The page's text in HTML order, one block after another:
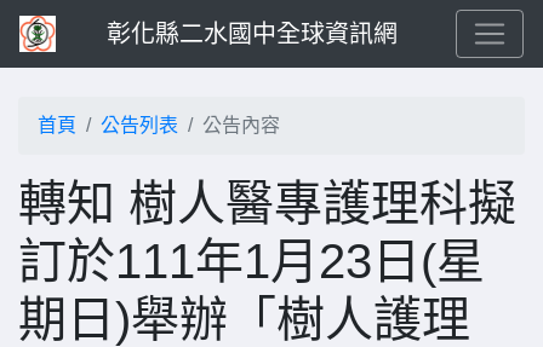
彰化縣二水國中全球資訊網
首頁 公告列表 公告內容
轉知 樹人醫專護理科擬
訂於111年1月23日(星
期日)舉辦「樹人護理